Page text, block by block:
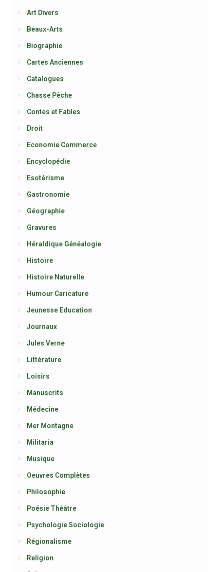
Art Divers
Beaux-Arts
Biographie
Cartes Anciennes
Catalogues
Chasse Pêche
Contes et Fables
Droit
Economie Commerce
Encyclopédie
Esotérisme
Gastronomie
Géographie
Gravures
Héraldique Généalogie
Histoire
Histoire Naturelle
Humour Caricature
Jeunesse Education
Journaux
Jules Verne
Littérature
Loisirs
Manuscrits
Médecine
Mer Montagne
Militaria
Musique
Oeuvres Complètes
Philosophie
Poésie Théâtre
Psychologie Sociologie
Régionalisme
Religion